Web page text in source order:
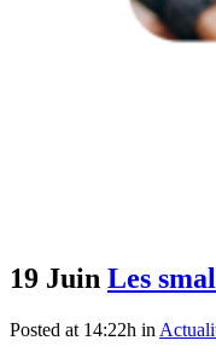
19 Juin Les
Posted at 14:22h in